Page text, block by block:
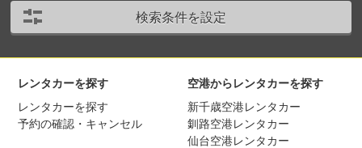
検索条件を設定
レンタカーを探す
レンタカーを探す
予約の確認・キャンセル
空港からレンタカーを探す
新千歳空港レンタカー
釧路空港レンタカー
仙台空港レンタカー